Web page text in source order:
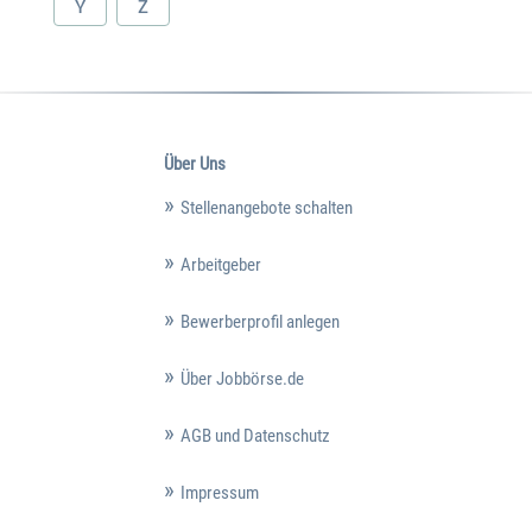
Y Z
Über Uns
Stellenangebote schalten
Arbeitgeber
Bewerberprofil anlegen
Über Jobbörse.de
AGB und Datenschutz
Impressum